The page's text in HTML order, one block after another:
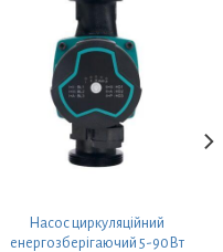
Насос циркуляційний
енергозберігаючий 5-90Вт